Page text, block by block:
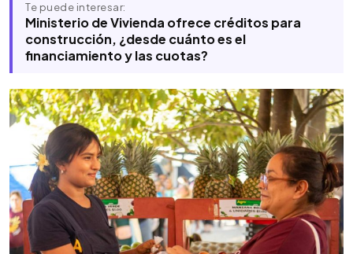
Te puede interesar:
Ministerio de Vivienda ofrece créditos para
construcción, ¿desde cuánto es el
financiamiento y las cuotas?